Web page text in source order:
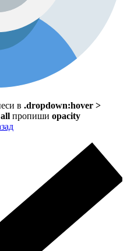
в .dropdown:hover >
all пропиши opacity